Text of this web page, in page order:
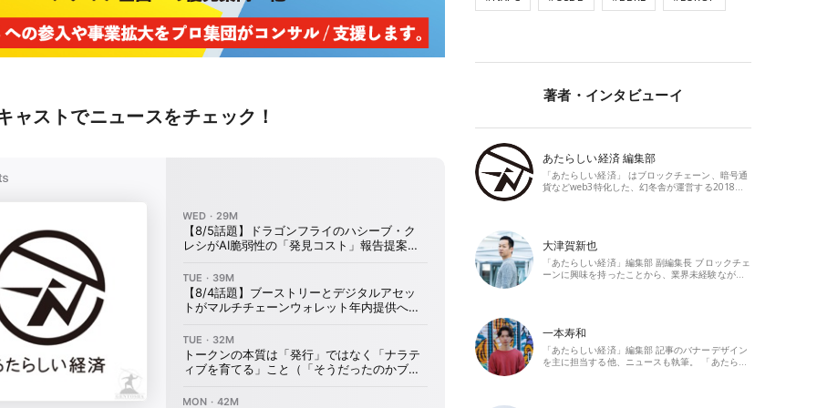
ャストでニュースをチェック！
著者・インタビューイ
あたらしい経済 編集部
「あたらしい経済」 はブロックチェーン、暗号通
貨などweb3特化した、幻冬舎が運営する2018…
大津賀新也
「あたらしい経済」編集部 副編集長 ブロックチェ
ーンに興味を持ったことから、業界未経験なが…
一本寿和
「あたらしい経済」編集部 記事のバナーデザイン
を主に担当する他、ニュースも執筆。 「あたら…